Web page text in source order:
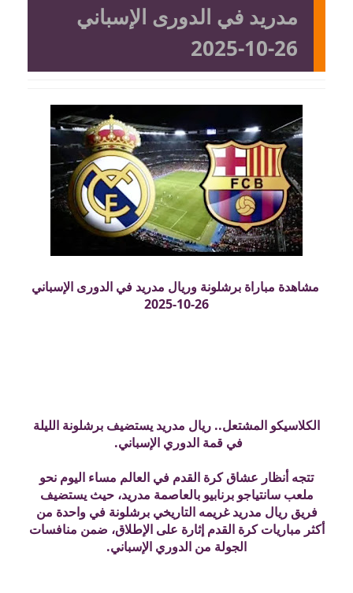
مدريد في الدورى الإسباني
26-10-2025
مشاهدة مباراة برشلونة وريال مدريد في الدورى الإسباني
26-10-2025
الكلاسيكو المشتعل.. ريال مدريد يستضيف برشلونة الليلة
في قمة الدوري الإسباني.
تتجه أنظار عشاق كرة القدم في العالم مساء اليوم نحو
ملعب سانتياجو برنابيو بالعاصمة مدريد، حيث يستضيف
فريق ريال مدريد غريمه التاريخي برشلونة في واحدة من
أكثر مباريات كرة القدم إثارة على الإطلاق، ضمن منافسات
الجولة من الدوري الإسباني.